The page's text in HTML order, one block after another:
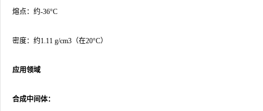
熔点：约-36°C
密度：约1.11 g/cm3（在20°C）
应用领域
合成中间体：